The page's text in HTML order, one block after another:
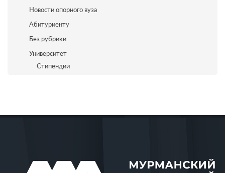
Новости опорного вуза
Абитуриенту
Без рубрики
Университет
Стипендии